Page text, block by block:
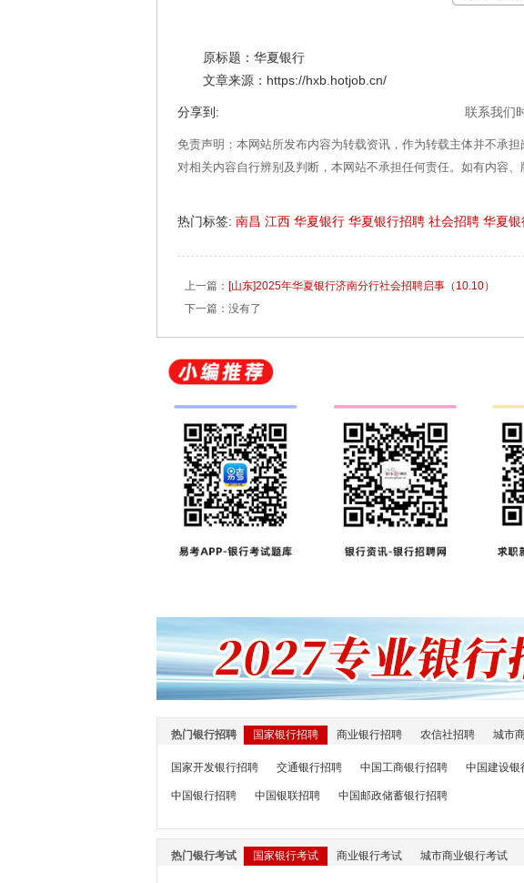
原标题：华夏银行
文章来源：https://hxb.hotjob.cn/
分享到: 联系我们
免责声明：本网站所发布内容为转载资讯，作为转载主体并不承
对相关内容自行辨别及判断，本网站不承担任何责任。如有内容、
热门标签: 南昌 江西 华夏银行 华夏银行招聘 社会招聘 华夏
上一篇： [山东]2025年华夏银行济南分行社会招聘启事（10.10）
下一篇：没有了
热门银行招聘 国家银行招聘 商业银行招聘 农信社招聘 城市
国家开发银行招聘 交通银行招聘 中国工商银行招聘 中国建设银
中国银行招聘 中国银联招聘 中国邮政储蓄银行招聘
热门银行考试 国家银行考试 商业银行考试 城市商业银行考试